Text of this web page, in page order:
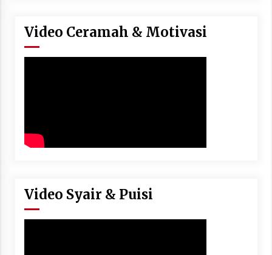
Video Ceramah & Motivasi
Video Syair & Puisi